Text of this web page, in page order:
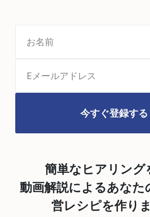
今すぐ登録する
簡単なヒアリング
動画解説によるあなた
営レシピを作り